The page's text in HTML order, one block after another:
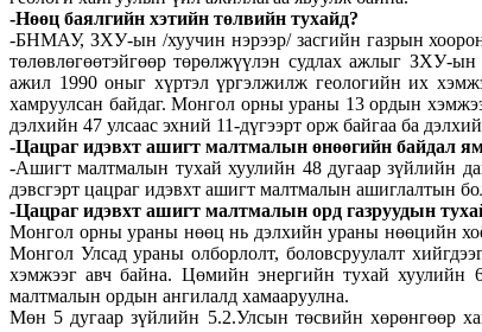
-Нөөц баялгийн хэтийн төлвийн тухайд?
-БНМАУ, ЗХУ-ын /хуучин нэрээр/ засгийн газрын
төлөвлөгөөтэйгөөр төрөлжүүлэн судлах ажлыг ЗХУ-
ажил 1990 оныг хүртэл үргэлжилж геологийн их
хамруулсан байдаг. Монгол орны ураны 13 ордын
дэлхийн 47 улсаас эхний 11-дүгээрт орж байгаа ба
-Цацраг идэвхт ашигт малтмалын өнөөгийн байдал
-Ашигт малтмалын тухай хуулийн 48 дугаар зүйлийн
дэвсгэрт цацраг идэвхт ашигт малтмалын ашиглалтын
-Цацраг идэвхт ашигт малтмалын орд газруудын
Монгол орны ураны нөөц нь дэлхийн ураны нөөцийн
Монгол Улсад ураны олборлолт, боловсруулалт
хэмжээг авч байна. Цөмийн энергийн тухай хуулийн
малтмалын ордын ангилалд хамааруулна.
Мөн 5 дугаар зүйлийн 5.2.Улсын төсвийн хөрөнгөөр